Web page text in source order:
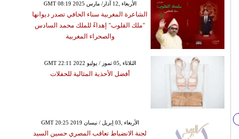
GMT 08:19 2025 الأربعاء ,12 آذار/ مارس
الشاعرة المغربية سناء الحافي تصدر ديوانها
"ملك القلوب" إهداءً للملك محمد السادس
والصحراء المغربية
GMT 22:11 2022 الثلاثاء ,05 تموز / يوليو
أفضل الأحذية المثالية للحفلات
GMT 20:25 2019 الأربعاء ,03 إبريل / نيسان
لجنة الانضباط تعاقب المصري حسين السيد